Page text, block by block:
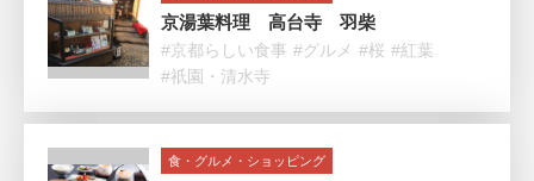
京湯葉料理 高台寺 羽柴
#京都らしい食事 #グルメ #桜 #紅葉
#祇園・清水寺
食・グルメ・ショッピング